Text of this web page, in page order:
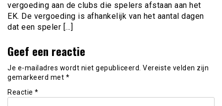
vergoeding aan de clubs die spelers afstaan aan het
EK. De vergoeding is afhankelijk van het aantal dagen
dat een speler […]
Geef een reactie
Je e-mailadres wordt niet gepubliceerd. Vereiste velden zijn
gemarkeerd met *
Reactie *